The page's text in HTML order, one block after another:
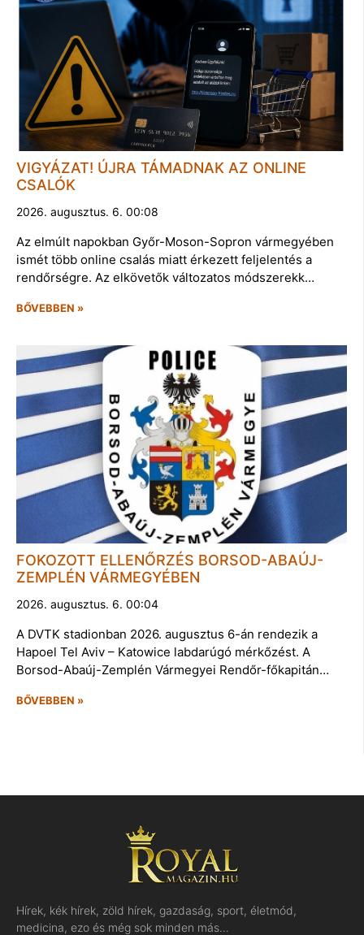
VIGYÁZAT! ÚJRA TÁMADNAK AZ ONLINE
CSALÓK
2026. augusztus. 6. 00:08
Az elmúlt napokban Győr-Moson-Sopron vármegyében
ismét több online csalás miatt érkezett feljelentés a
rendőrségre. Az elkövetők változatos módszerekk…
BŐVEBBEN »
FOKOZOTT ELLENŐRZÉS BORSOD-ABAÚJ-
ZEMPLÉN VÁRMEGYÉBEN
2026. augusztus. 6. 00:04
A DVTK stadionban 2026. augusztus 6-án rendezik a
Hapoel Tel Aviv – Katowice labdarúgó mérkőzést. A
Borsod-Abaúj-Zemplén Vármegyei Rendőr-főkapitán…
BŐVEBBEN »
Hírek, kék hírek, zöld hírek, gazdaság, sport, életmód,
medicina, ezo és még sok minden más…